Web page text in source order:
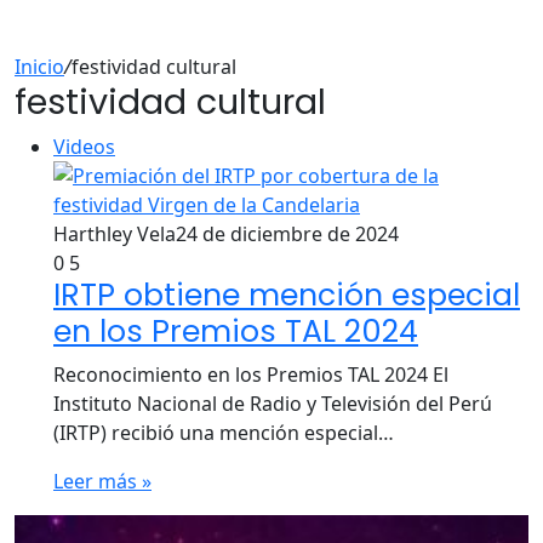
Inicio/festividad cultural
festividad cultural
Videos
Harthley Vela24 de diciembre de 2024
0 5
IRTP obtiene mención especial
en los Premios TAL 2024
Reconocimiento en los Premios TAL 2024 El
Instituto Nacional de Radio y Televisión del Perú
(IRTP) recibió una mención especial…
Leer más »